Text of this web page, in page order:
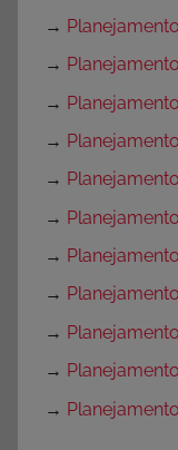
→
→
→
→
→
→
→
→
→
→
→